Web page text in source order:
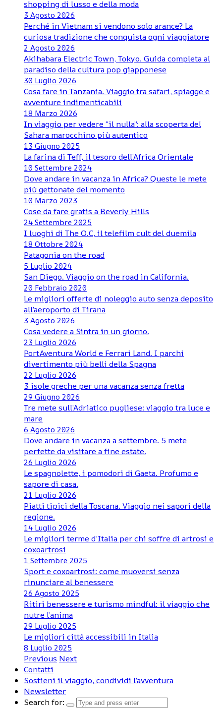
shopping di lusso e della moda
3 Agosto 2026
Perché in Vietnam si vendono solo arance? La
curiosa tradizione che conquista ogni viaggiatore
2 Agosto 2026
Akihabara Electric Town, Tokyo. Guida completa al
paradiso della cultura pop giapponese
30 Luglio 2026
Cosa fare in Tanzania. Viaggio tra safari, spiagge e
avventure indimenticabili
18 Marzo 2026
In viaggio per vedere “il nulla”: alla scoperta del
Sahara marocchino più autentico
13 Giugno 2025
La farina di Teff, il tesoro dell’Africa Orientale
10 Settembre 2024
Dove andare in vacanza in Africa? Queste le mete
più gettonate del momento
10 Marzo 2023
Cose da fare gratis a Beverly Hills
24 Settembre 2025
I luoghi di The O.C, il telefilm cult del duemila
18 Ottobre 2024
Patagonia on the road
5 Luglio 2024
San Diego. Viaggio on the road in California.
20 Febbraio 2020
Le migliori offerte di noleggio auto senza deposito
all’aeroporto di Tirana
3 Agosto 2026
Cosa vedere a Sintra in un giorno.
23 Luglio 2026
PortAventura World e Ferrari Land. I parchi
divertimento più belli della Spagna
22 Luglio 2026
3 isole greche per una vacanza senza fretta
29 Giugno 2026
Tre mete sull’Adriatico pugliese: viaggio tra luce e
mare
6 Agosto 2026
Dove andare in vacanza a settembre. 5 mete
perfette da visitare a fine estate.
26 Luglio 2026
Le spagnolette, i pomodori di Gaeta. Profumo e
sapore di casa.
21 Luglio 2026
Piatti tipici della Toscana. Viaggio nei sapori della
regione.
14 Luglio 2026
Le migliori terme d’Italia per chi soffre di artrosi e
coxoartrosi
1 Settembre 2025
Sport e coxoartrosi: come muoversi senza
rinunciare al benessere
26 Agosto 2025
Ritiri benessere e turismo mindful: il viaggio che
nutre l’anima
29 Luglio 2025
Le migliori città accessibili in Italia
8 Luglio 2025
Previous Next
Contatti
Sostieni il viaggio, condividi l’avventura
Newsletter
Search for: